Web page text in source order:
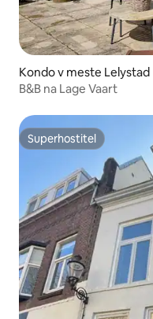
Kondo v meste Lelystad
B&B na Lage Vaart
Superhostiteľ
Superhostiteľ